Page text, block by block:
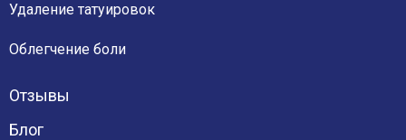
Удаление татуировок
Облегчение боли
Отзывы
Блог